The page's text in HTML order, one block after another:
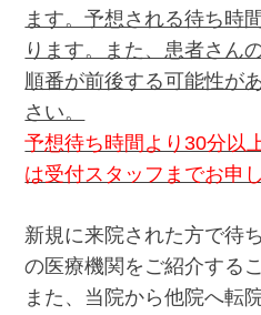
ます。予想される待ち時
ります。また、患者さん
順番が前後する可能性が
さい。
予想待ち時間より30分以
は受付スタッフまでお申
新規に来院された方で待
の医療機関をご紹介する
また、当院から他院へ転